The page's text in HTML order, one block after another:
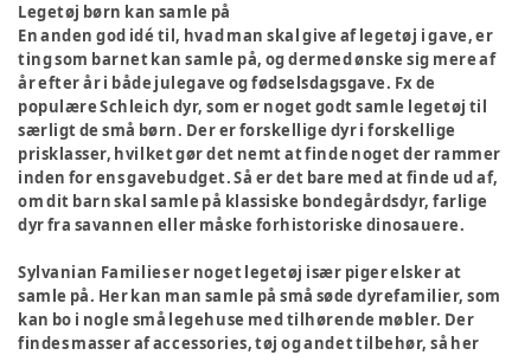
Legetøj børn kan samle på
En anden god idé til, hvad man skal give af legetøj i gave, er
ting som barnet kan samle på, og dermed ønske sig mere af
år efter år i både julegave og fødselsdagsgave. Fx de
populære Schleich dyr, som er noget godt samle legetøj til
særligt de små børn. Der er forskellige dyr i forskellige
prisklasser, hvilket gør det nemt at finde noget der rammer
inden for ens gavebudget. Så er det bare med at finde ud af,
om dit barn skal samle på klassiske bondegårdsdyr, farlige
dyr fra savannen eller måske forhistoriske dinosauere.
Sylvanian Families er noget legetøj især piger elsker at
samle på. Her kan man samle på små søde dyrefamilier, som
kan bo i nogle små legehuse med tilhørende møbler. Der
findes masser af accessories, tøj og andet tilbehør, så her